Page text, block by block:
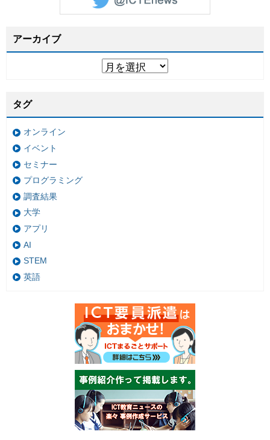
アーカイブ
タグ
オンライン
イベント
セミナー
プログラミング
調査結果
大学
アプリ
AI
STEM
英語